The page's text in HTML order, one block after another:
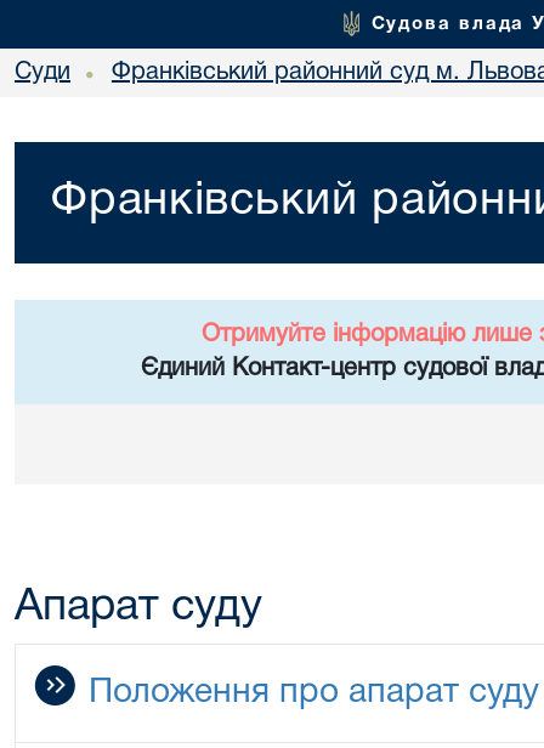
Судова влада
Суди • Франківський районний суд м.
Франківський
Отримуйте інформацію лише
Єдиний Контакт-центр судової
Апарат суду
Положення про апарат суду